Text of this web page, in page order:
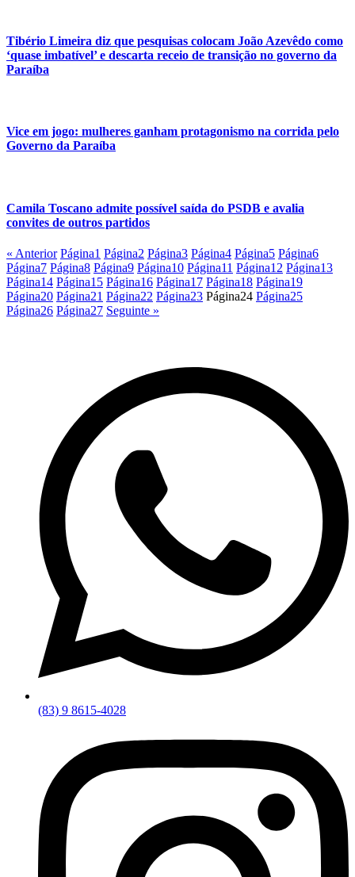
Tibério Limeira diz que pesquisas colocam João Azevêdo como
‘quase imbatível’ e descarta receio de transição no governo da
Paraíba
Vice em jogo: mulheres ganham protagonismo na corrida pelo
Governo da Paraíba
Camila Toscano admite possível saída do PSDB e avalia
convites de outros partidos
« Anterior Página1 Página2 Página3 Página4 Página5 Página6
Página7 Página8 Página9 Página10 Página11 Página12 Página13
Página14 Página15 Página16 Página17 Página18 Página19
Página20 Página21 Página22 Página23 Página24 Página25
Página26 Página27 Seguinte »
(83) 9 8615-4028